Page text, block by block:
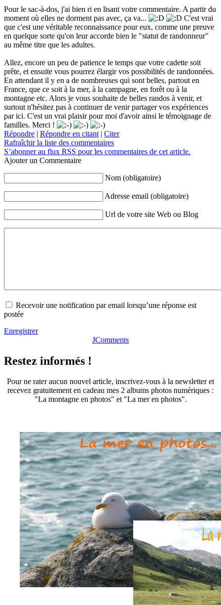
Pour le sac-à-dos, j'ai bien ri en lisant votre commentaire. A partir du
moment où elles ne dorment pas avec, ça va...
C'est vrai
que c'est une véritable reconnaissance pour eux, comme une preuve
en quelque sorte qu'on leur accorde bien le "statut de randonneur"
au même titre que les adultes.
Allez, encore un peu de patience le temps que votre cadette soit
prête, et ensuite vous pourrez élargir vos possibilités de randonnées.
En attendant il y en a de nombreuses qui sont belles, partout en
France, que ce soit à la mer, à la campagne, en forêt ou à la
montagne etc. Alors je vous souhaite de belles randos à venir, et
surtout n'hésitez pas à continuer de venir partager vos expériences
par ici. C'est un vrai plaisir pour moi d'avoir ainsi le témoignage de
familles. Merci !
Répondre | Répondre en citant | Citer
Rafraîchir la liste des commentaires
S’abonner au flux RSS pour les commentaires de cet article.
Ajouter un Commentaire
Nom (obligatoire)
Adresse email (obligatoire)
Url de votre site Web ou Blog
Recevoir une notification par email lorsqu’une réponse est
postée
Enregistrer
JComments
Restez informés !
Pour ne rater aucun nouvel article, inscrivez-vous à la newsletter et
recevez gratuitement en cadeau mes 2 albums photos numériques :
"La montagne en photos" et "La mer en photos".